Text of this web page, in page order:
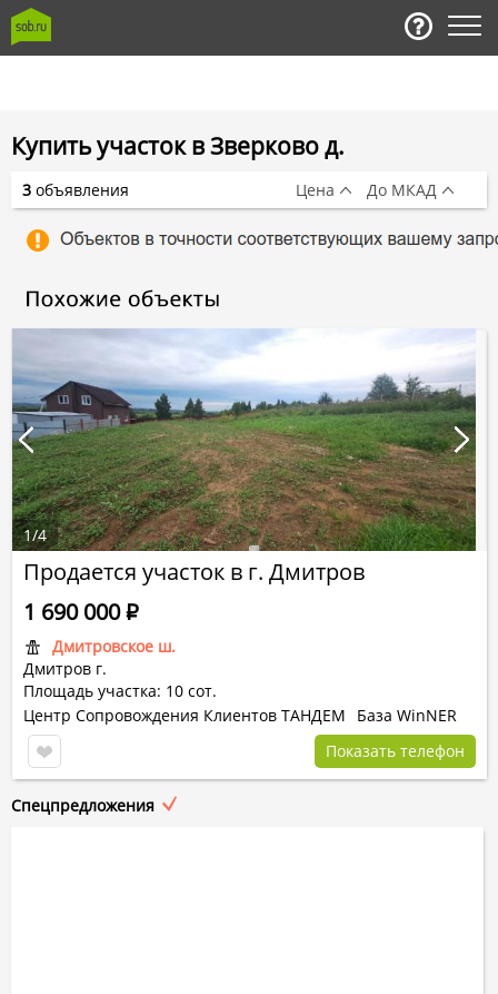
Купить участок в Зверково д.
Продается участок в г. Дмитров
Дмитровское ш.
Дмитров г.
Площадь участка: 10 сот.
1 690 000Р
Центр Сопровождения Клиентов ТАНДЕМ
База WinNER
Показать телефон
1/4
Спецпредложения
3 объявления Цена До МКАД